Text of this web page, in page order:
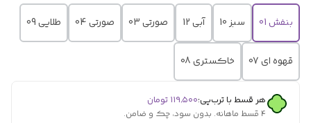
بنفش 01 سبز 10 آبی 12 صورتی 03 صورتی 04 طلایی 09
قهوه ای 07 خاکستری 08
هر قسط با ترب‌پی:۱۱۹٬۵۰۰ تومان
۴ قسط ماهانه. بدون سود، چک و ضامن.